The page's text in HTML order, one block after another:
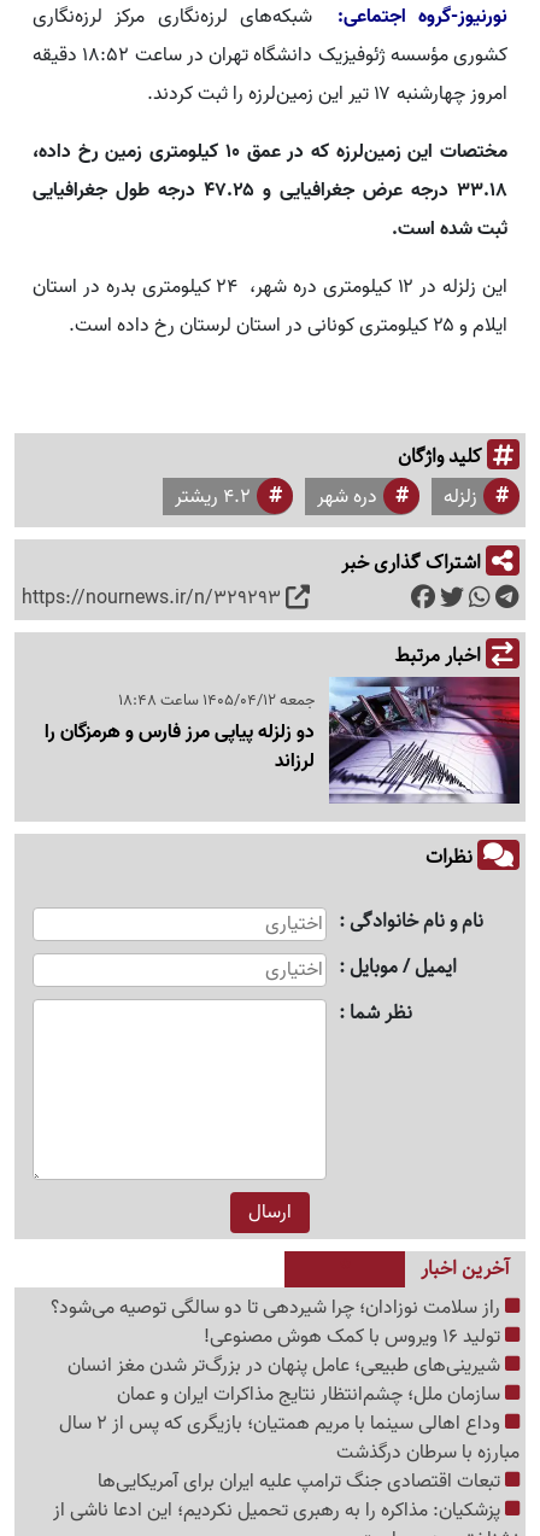
نورنیوز-گروه اجتماعی:
شبکه‌های لرزه‌نگاری مرکز لرزه‌نگاری
کشوری مؤسسه ژئوفیزیک دانشگاه تهران در ساعت ۱۸:۵۲ دقیقه
امروز چهارشنبه ۱۷ تیر این زمین‌لرزه را ثبت کردند.
مختصات این زمین‌لرزه که در عمق ۱۰ کیلومتری زمین رخ داده،
۳۳.۱۸ درجه عرض جغرافیایی و ۴۷.۲۵ درجه طول جغرافیایی
ثبت شده است.
این زلزله در ۱۲ کیلومتری دره شهر، ۲۴ کیلومتری بدره در استان
ایلام و ۲۵ کیلومتری کونانی در استان لرستان رخ داده است.
کلید واژگان
زلزله دره شهر 4.2 ریشتر
اشتراک گذاری خبر
https://nournews.ir/n/329293
اخبار مرتبط
جمعه 1405/04/12 ساعت 18:48
دو زلزله پیاپی مرز فارس و هرمزگان را
لرزاند
نظرات
نام و نام خانوادگی
ایمیل / موبایل
نظر شما
آخرین اخبار
راز سلامت نوزادان؛ چرا شیردهی تا دو سالگی توصیه می‌شود؟
تولید 16 ویروس با کمک هوش مصنوعی!
شیرینی‌های طبیعی؛ عامل پنهان در بزرگ‌تر شدن مغز انسان
سازمان ملل؛ چشم‌انتظار نتایج مذاکرات ایران و عمان
وداع اهالی سینما با مریم همتیان؛ بازیگری که پس از 2 سال
مبارزه با سرطان درگذشت
تبعات اقتصادی جنگ ترامپ علیه ایران برای آمریکایی‌ها
پزشکیان: مذاکره را به رهبری تحمیل نکردیم؛ این ادعا ناشی از